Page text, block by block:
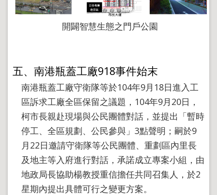
開闢智慧生態之門戶公園
五、南港瓶蓋工廠918事件始末
南港瓶蓋工廠守衛隊等於104年9月18日進入工
區訴求工廠全區保留之議題，104年9月20日，
柯市長親赴現場與公民團體對話，並提出「暫時
停工、全區規劃、公民參與」3點聲明；嗣於9
月22日邀請守衛隊等公民團體、重劃區內里長
及地主等入府進行對話，承諾成立專案小組，由
地政局長協助楊教授重信擔任共同召集人，於2
星期內提出具體可行之變更方案。